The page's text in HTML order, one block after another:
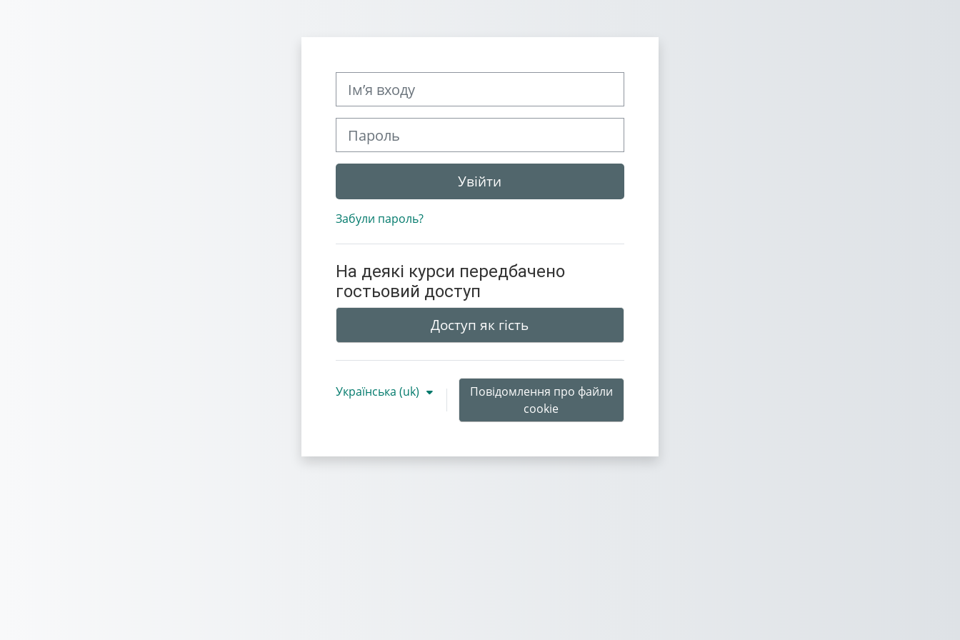
Увійти
Забули пароль?
На деякі курси передбачено
гостьовий доступ
Доступ як гість
Українська ‎(uk)‎
Повідомлення про файли
cookie